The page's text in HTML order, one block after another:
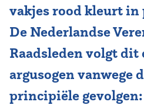
vakjes rood kleurt in
De Nederlandse
Raadsleden volgt
argusogen vanwege
principiële